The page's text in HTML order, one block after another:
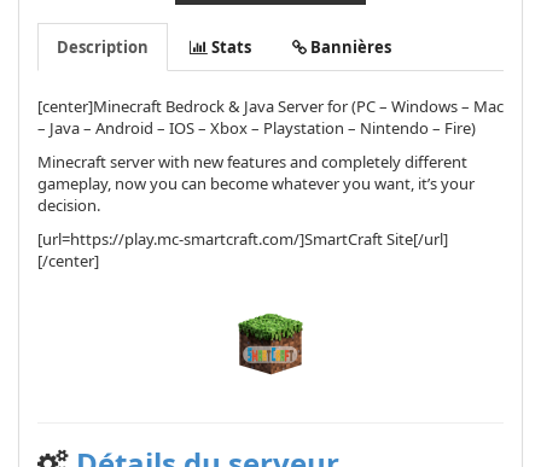
Description Stats Bannières
[center]Minecraft Bedrock & Java Server for (PC – Windows – Mac
– Java – Android – IOS – Xbox – Playstation – Nintendo – Fire)
Minecraft server with new features and completely different
gameplay, now you can become whatever you want, it’s your
decision.
[url=https://play.mc-smartcraft.com/]SmartCraft Site[/url]
[/center]